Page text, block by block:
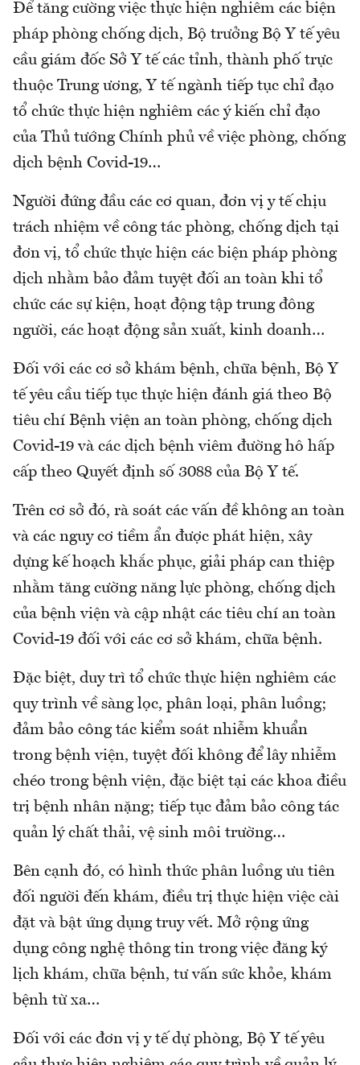
Để tăng cường việc thực hiện nghiêm các biện
pháp phòng chống dịch, Bộ trưởng Bộ Y tế yêu
cầu giám đốc Sở Y tế các tỉnh, thành phố trực
thuộc Trung ương, Y tế ngành tiếp tục chỉ đạo
tổ chức thực hiện nghiêm các ý kiến chỉ đạo
của Thủ tướng Chính phủ về việc phòng, chống
dịch bệnh Covid-19…
Người đứng đầu các cơ quan, đơn vị y tế chịu
trách nhiệm về công tác phòng, chống dịch tại
đơn vị, tổ chức thực hiện các biện pháp phòng
dịch nhằm bảo đảm tuyệt đối an toàn khi tổ
chức các sự kiện, hoạt động tập trung đông
người, các hoạt động sản xuất, kinh doanh…
Đối với các cơ sở khám bệnh, chữa bệnh, Bộ Y
tế yêu cầu tiếp tục thực hiện đánh giá theo Bộ
tiêu chí Bệnh viện an toàn phòng, chống dịch
Covid-19 và các dịch bệnh viêm đường hô hấp
cấp theo Quyết định số 3088 của Bộ Y tế.
Trên cơ sở đó, rà soát các vấn đề không an toàn
và các nguy cơ tiềm ẩn được phát hiện, xây
dựng kế hoạch khắc phục, giải pháp can thiệp
nhằm tăng cường năng lực phòng, chống dịch
của bệnh viện và cập nhật các tiêu chí an toàn
Covid-19 đối với các cơ sở khám, chữa bệnh.
Đặc biệt, duy trì tổ chức thực hiện nghiêm các
quy trình về sàng lọc, phân loại, phân luồng;
đảm bảo công tác kiểm soát nhiễm khuẩn
trong bệnh viện, tuyệt đối không để lây nhiễm
chéo trong bệnh viện, đặc biệt tại các khoa điều
trị bệnh nhân nặng; tiếp tục đảm bảo công tác
quản lý chất thải, vệ sinh môi trường…
Bên cạnh đó, có hình thức phân luồng ưu tiên
đối người đến khám, điều trị thực hiện việc cài
đặt và bật ứng dụng truy vết. Mở rộng ứng
dụng công nghệ thông tin trong việc đăng ký
lịch khám, chữa bệnh, tư vấn sức khỏe, khám
bệnh từ xa…
Đối với các đơn vị y tế dự phòng, Bộ Y tế yêu